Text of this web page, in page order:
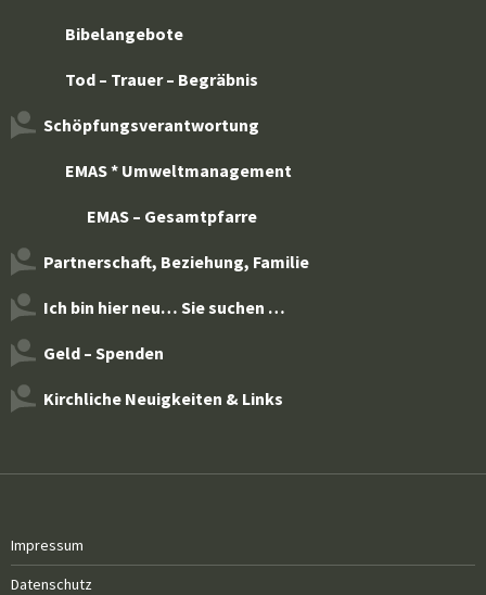
Bibelangebote
Tod – Trauer – Begräbnis
Schöpfungsverantwortung
EMAS * Umweltmanagement
EMAS – Gesamtpfarre
Partnerschaft, Beziehung, Familie
Ich bin hier neu… Sie suchen …
Geld – Spenden
Kirchliche Neuigkeiten & Links
Impressum
Datenschutz